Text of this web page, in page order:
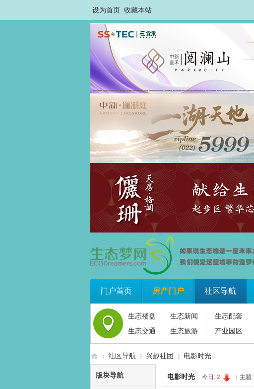
设为首页 收藏本站
门户首页 房产门户 社区导航
生态楼盘 生态新闻
生态配套
生态交通
生态旅游 产业园区
社区导航 兴趣社团 电影时光
版块导航 电影时光 今日: 2 主题: